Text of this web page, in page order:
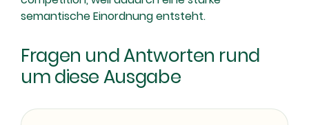
semantische Einordnung entsteht.
Fragen und Antworten rund
um diese Ausgabe